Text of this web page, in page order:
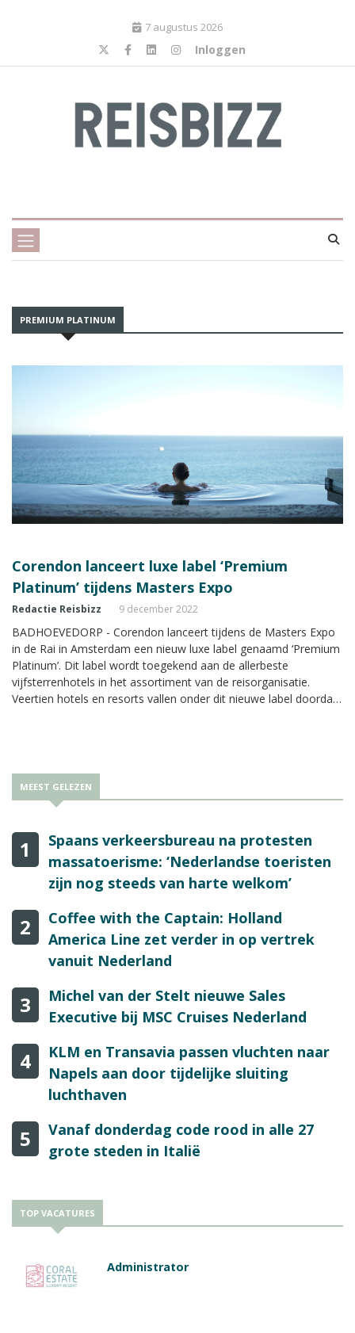
7 augustus 2026
Inloggen
PREMIUM PLATINUM
Corendon lanceert luxe label ‘Premium
Platinum’ tijdens Masters Expo
Redactie Reisbizz 9 december 2022
BADHOEVEDORP - Corendon lanceert tijdens de Masters Expo
in de Rai in Amsterdam een nieuw luxe label genaamd ‘Premium
Platinum’. Dit label wordt toegekend aan de allerbeste
vijfsterrenhotels in het assortiment van de reisorganisatie.
Veertien hotels en resorts vallen onder dit nieuwe label doordat
MEEST GELEZEN
1
Spaans verkeersbureau na protesten
massatoerisme: ‘Nederlandse toeristen
zijn nog steeds van harte welkom’
2
Coffee with the Captain: Holland
America Line zet verder in op vertrek
vanuit Nederland
3
Michel van der Stelt nieuwe Sales
Executive bij MSC Cruises Nederland
4
KLM en Transavia passen vluchten naar
Napels aan door tijdelijke sluiting
luchthaven
5
Vanaf donderdag code rood in alle 27
grote steden in Italië
TOP VACATURES
Administrator